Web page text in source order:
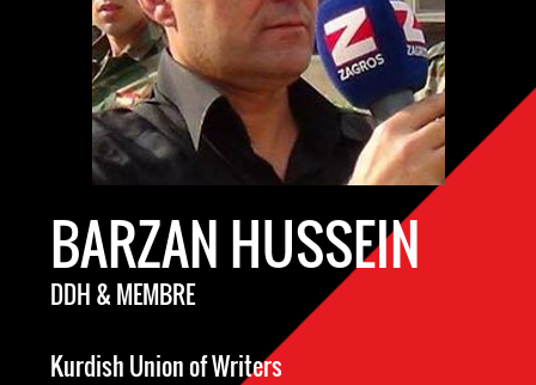
BARZAN HUSSEIN
DDH & MEMBRE
Kurdish Union of Writers